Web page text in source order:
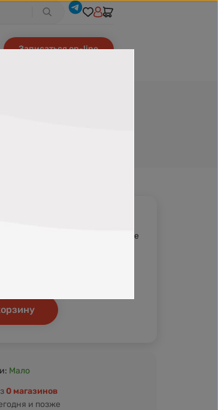
Записаться on-line
В избранное
Мало
0 магазинов
и позже